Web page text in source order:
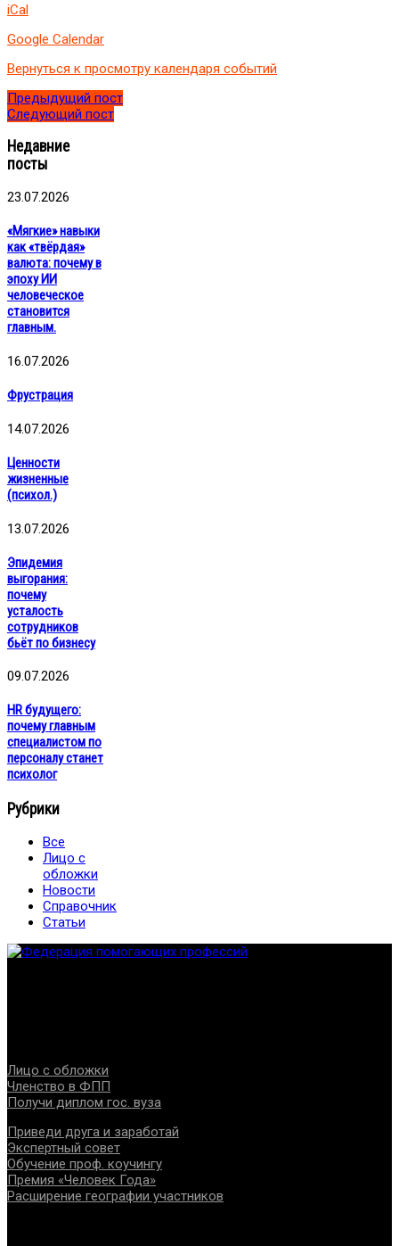
коучинге.
модели,
области
применения.
Галина
Алексеева
iCal
Google Calendar
Вернуться к просмотру календаря событий
Предыдущий пост
Следующий пост
Недавние
посты
23.07.2026
«Мягкие» навыки
как «твёрдая»
валюта: почему в
эпоху ИИ
человеческое
становится
главным.
16.07.2026
Фрустрация
14.07.2026
Ценности
жизненные
(психол.)
13.07.2026
Эпидемия
выгорания:
почему
усталость
сотрудников
бьёт по бизнесу
09.07.2026
HR будущего:
почему главным
специалистом по
персоналу станет
психолог
Рубрики
Все
Лицо с
обложки
Новости
Справочник
Статьи
Лицо с обложки
Членство в ФПП
Получи диплом гос. вуза
Приведи друга и заработай
Экспертный совет
Обучение проф. коучингу
Премия «Человек Года»
Расширение географии участников